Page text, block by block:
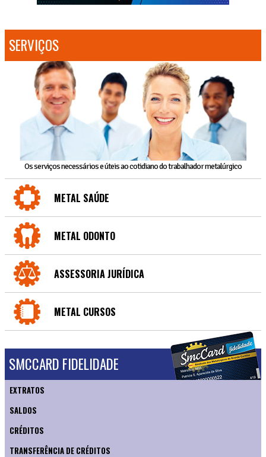
SERVIÇOS
Os serviços necessários e úteis ao cotidiano do trabalhador metalúrgico
METAL SAÚDE
METAL ODONTO
ASSESSORIA JURÍDICA
METAL CURSOS
SMCCARD FIDELIDADE
EXTRATOS
SALDOS
CRÉDITOS
TRANSFERÊNCIA DE CRÉDITOS